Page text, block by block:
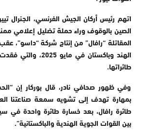
اتهم رئيس أركان الجيش الفرنسي، الجنرال
الصين بالوقوف وراء حملة تضليل إعلامي
المقاتلة “رافال” من إنتاج شركة “داسو”،
الهند وباكستان في
طائراتها.
وفي ظهور صحافي نادر، قال بوركار إن
بمهارة تهدف إلى تشويه سمعة صناعتنا
طائرة رافال، بعد خسارة طائرة واحدة في
بين القوات الجوية الهندية والباكستانية”.